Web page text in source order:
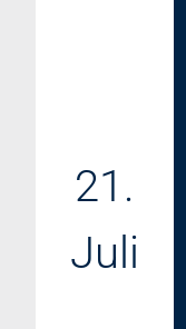
21.
Juli